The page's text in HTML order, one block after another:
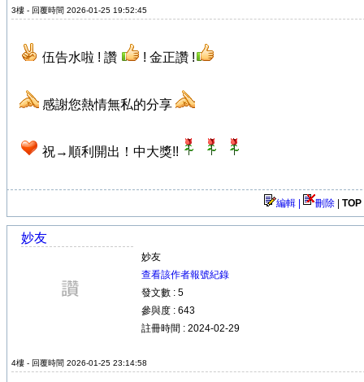
3樓 - 回覆時間 2026-01-25 19:52:45
伍告水啦 ! 讚 ! 金正讚 !
感謝您熱情無私的分享
祝→順利開出！中大獎!!
編輯 | 刪除 TOP
妙友
妙友
查看該作者報號紀錄
發文數 : 5
參與度 : 643
註冊時間 : 2024-02-29
4樓 - 回覆時間 2026-01-25 23:14:58